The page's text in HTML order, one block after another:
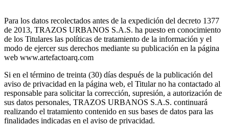
Para los datos recolectados antes de la expedición del decreto 1377
de 2013, TRAZOS URBANOS S.A.S. ha puesto en conocimiento
de los Titulares las políticas de tratamiento de la información y el
modo de ejercer sus derechos mediante su publicación en la página
web www.artefactoarq.com
Si en el término de treinta (30) días después de la publicación del
aviso de privacidad en la página web, el Titular no ha contactado al
responsable para solicitar la corrección, supresión, a autorización de
sus datos personales, TRAZOS URBANOS S.A.S. continuará
realizando el tratamiento contenido en sus bases de datos para las
finalidades indicadas en el aviso de privacidad.